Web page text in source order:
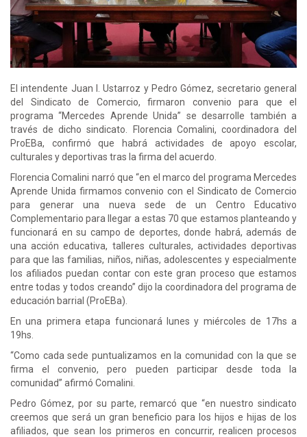
El intendente Juan I. Ustarroz y Pedro Gómez, secretario general
del Sindicato de Comercio, firmaron convenio para que el
programa “Mercedes Aprende Unida” se desarrolle también a
través de dicho sindicato. Florencia Comalini, coordinadora del
ProEBa, confirmó que habrá actividades de apoyo escolar,
culturales y deportivas tras la firma del acuerdo.
Florencia Comalini narró que “en el marco del programa Mercedes
Aprende Unida firmamos convenio con el Sindicato de Comercio
para generar una nueva sede de un Centro Educativo
Complementario para llegar a estas 70 que estamos planteando y
funcionará en su campo de deportes, donde habrá, además de
una acción educativa, talleres culturales, actividades deportivas
para que las familias, niños, niñas, adolescentes y especialmente
los afiliados puedan contar con este gran proceso que estamos
entre todas y todos creando” dijo la coordinadora del programa de
educación barrial (ProEBa).
En una primera etapa funcionará lunes y miércoles de 17hs a
19hs.
“Como cada sede puntualizamos en la comunidad con la que se
firma el convenio, pero pueden participar desde toda la
comunidad” afirmó Comalini.
Pedro Gómez, por su parte, remarcó que “en nuestro sindicato
creemos que será un gran beneficio para los hijos e hijas de los
afiliados, que sean los primeros en concurrir, realicen procesos